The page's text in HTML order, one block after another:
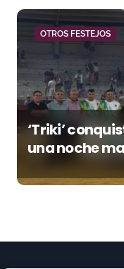
OTROS FESTEJOS
‘Triki’
una noche
dureza de